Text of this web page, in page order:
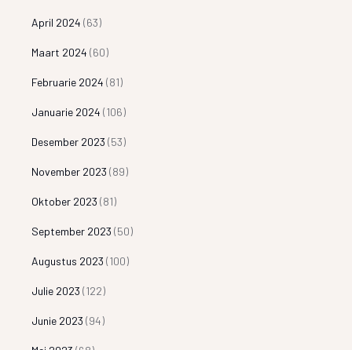
April 2024 (63)
Maart 2024 (60)
Februarie 2024 (81)
Januarie 2024 (106)
Desember 2023 (53)
November 2023 (89)
Oktober 2023 (81)
September 2023 (50)
Augustus 2023 (100)
Julie 2023 (122)
Junie 2023 (94)